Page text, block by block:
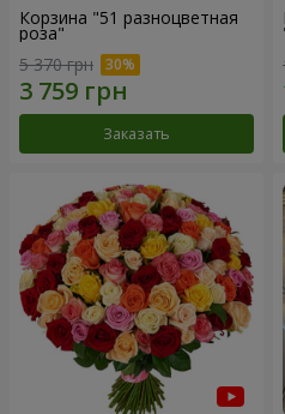
Корзина "51 разноцветная
роза"
5 370 грн
Заказать